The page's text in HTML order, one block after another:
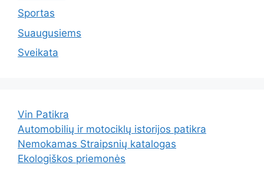
Sportas
Suaugusiems
Sveikata
Vin Patikra
Automobilių ir motociklų istorijos patikra
Nemokamas Straipsnių katalogas
Ekologiškos priemonės